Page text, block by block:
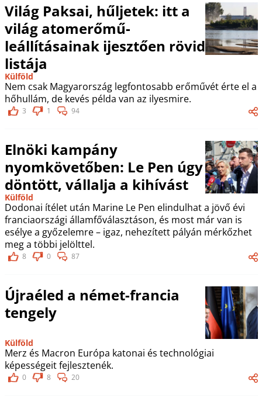
Világ Paksai, hűljetek: itt a
világ atomerőmű-
leállításainak ijesztően rövid
listája
Külföld
Nem csak Magyarország legfontosabb erőművét érte el a
hőhullám, de kevés példa van az ilyesmire.
3 1 94
Elnöki kampány
nyomkövetőben: Le Pen úgy
döntött, vállalja a kihívást
Külföld
Dodonai ítélet után Marine Le Pen elindulhat a jövő évi
franciaországi államfőválasztáson, és most már van is
esélye a győzelemre – igaz, nehezített pályán mérkőzhet
meg a többi jelölttel.
8 0 87
Újraéled a német-francia
tengely
Külföld
Merz és Macron Európa katonai és technológiai
képességeit fejlesztenék.
0 8 20